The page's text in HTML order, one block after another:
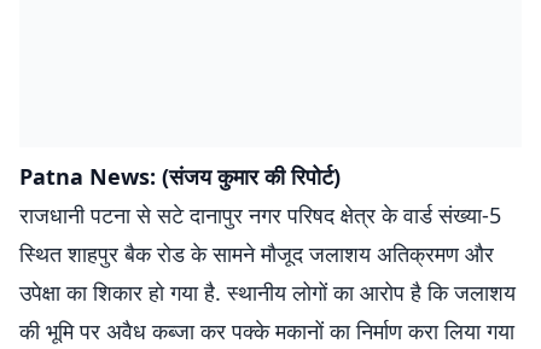
Patna News: (संजय कुमार की रिपोर्ट)
राजधानी पटना से सटे दानापुर नगर परिषद क्षेत्र के वार्ड संख्या-5
स्थित शाहपुर बैक रोड के सामने मौजूद जलाशय अतिक्रमण और
उपेक्षा का शिकार हो गया है. स्थानीय लोगों का आरोप है कि जलाशय
की भूमि पर अवैध कब्जा कर पक्के मकानों का निर्माण करा लिया गया